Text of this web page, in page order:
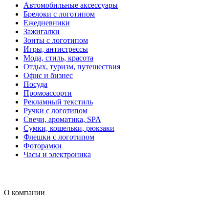
Автомобильные аксессуары
Брелоки с логотипом
Ежедневники
Зажигалки
Зонты с логотипом
Игры, антистрессы
Мода, стиль, красота
Отдых, туризм, путешествия
Офис и бизнес
Посуда
Промоассорти
Рекламный текстиль
Ручки с логотипом
Свечи, ароматика, SPA
Сумки, кошельки, рюкзаки
Флешки с логотипом
Фоторамки
Часы и электроника
О компании